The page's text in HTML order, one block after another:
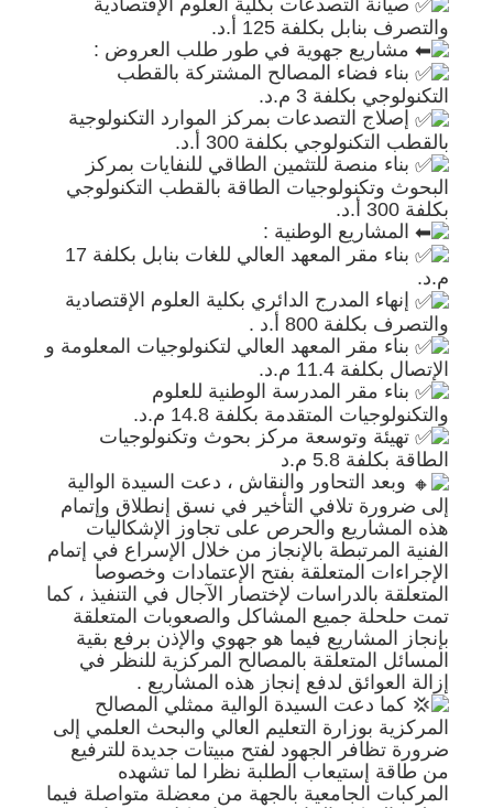
والتصرف بنابل بكلفة 125 أ.د.
مشاريع جهوية في طور طلب العروض :
بناء فضاء المصالح المشتركة بالقطب
التكنولوجي بكلفة 3 م.د.
إصلاج التصدعات بمركز الموارد التكنولوجية
بالقطب التكنولوجي بكلفة 300 أ.د.
بناء منصة للتثمين الطاقي للنفايات بمركز
البحوث وتكنولوجيات الطاقة بالقطب التكنولوجي
بكلفة 300 أ.د.
المشاريع الوطنية :
بناء مقر المعهد العالي للغات بنابل بكلفة 17
م.د.
إنهاء المدرج الدائري بكلية العلوم الإقتصادية
والتصرف بكلفة 800 أ.د .
بناء مقر المعهد العالي لتكنولوجيات المعلومة و
الإتصال بكلفة 11.4 م.د.
بناء مقر المدرسة الوطنية للعلوم
والتكنولوجيات المتقدمة بكلفة 14.8 م.د.
تهيئة وتوسعة مركز بحوث وتكنولوجيات
الطاقة بكلفة 5.8 م.د
وبعد التحاور والنقاش ، دعت السيدة الوالية
إلى ضرورة تلافي التأخير في نسق إنطلاق وإتمام
هذه المشاريع والحرص على تجاوز الإشكاليات
الفنية المرتبطة بالإنجاز من خلال الإسراع في إتمام
الإجراءات المتعلقة بفتح الإعتمادات وخصوصا
المتعلقة بالدراسات لإختصار الآجال في التنفيذ ، كما
تمت حلحلة جميع المشاكل والصعوبات المتعلقة
بإنجاز المشاريع فيما هو جهوي والإذن برفع بقية
المسائل المتعلقة بالمصالح المركزية للنظر في
إزالة العوائق لدفع إنجاز هذه المشاريع .
كما دعت السيدة الوالية ممثلي المصالح
المركزية بوزارة التعليم العالي والبحث العلمي إلى
ضرورة تظافر الجهود لفتح مبيتات جديدة للترفيع
من طاقة إستيعاب الطلبة نظرا لما تشهده
المركبات الجامعية بالجهة من معضلة متواصلة فيما